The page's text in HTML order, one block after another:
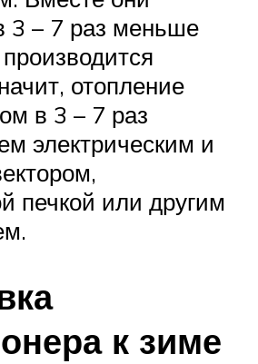
3 – 7 раз меньше
отопление
в 3 – 7 раз
электрическим и
печкой или другим
к зиме